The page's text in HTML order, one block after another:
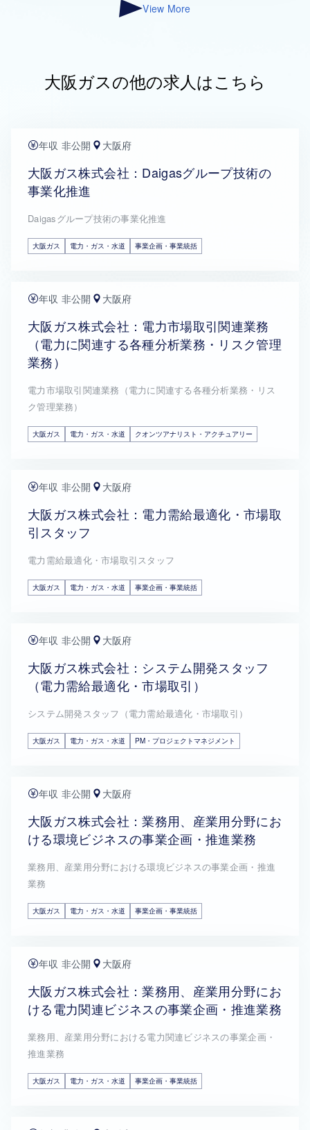
View More
大阪ガスの他の求人はこちら
年収 非公開 大阪府
大阪ガス株式会社：Daigasグループ技術の
事業化推進
Daigasグループ技術の事業化推進
大阪ガス 電力・ガス・水道 事業企画・事業統括
年収 非公開 大阪府
大阪ガス株式会社：電力市場取引関連業務
（電力に関連する各種分析業務・リスク管理
業務）
電力市場取引関連業務（電力に関連する各種分析業務・リス
ク管理業務）
大阪ガス 電力・ガス・水道 クオンツアナリスト・アクチュアリー
年収 非公開 大阪府
大阪ガス株式会社：電力需給最適化・市場取
引スタッフ
電力需給最適化・市場取引スタッフ
大阪ガス 電力・ガス・水道 事業企画・事業統括
年収 非公開 大阪府
大阪ガス株式会社：システム開発スタッフ
（電力需給最適化・市場取引）
システム開発スタッフ（電力需給最適化・市場取引）
大阪ガス 電力・ガス・水道 PM・プロジェクトマネジメント
年収 非公開 大阪府
大阪ガス株式会社：業務用、産業用分野にお
ける環境ビジネスの事業企画・推進業務
業務用、産業用分野における環境ビジネスの事業企画・推進
業務
大阪ガス 電力・ガス・水道 事業企画・事業統括
年収 非公開 大阪府
大阪ガス株式会社：業務用、産業用分野にお
ける電力関連ビジネスの事業企画・推進業務
業務用、産業用分野における電力関連ビジネスの事業企画・
推進業務
大阪ガス 電力・ガス・水道 事業企画・事業統括